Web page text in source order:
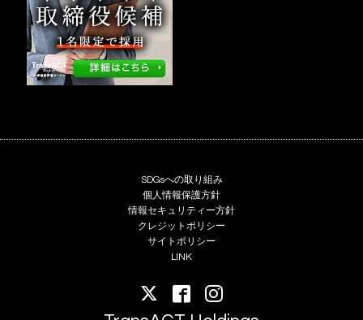
SDGsへの取り組み
個人情報保護方針
情報セキュリティー方針
クレジットポリシー
サイトポリシー
LINK